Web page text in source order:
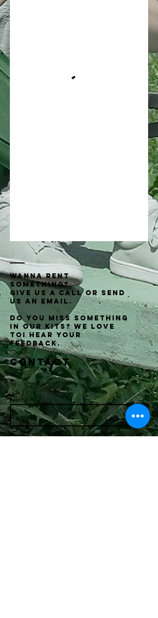
wANNA RENT
SOMETHING?
GIVE US A CALL OR SEND
US An eMAIL.
Do you miss something
in our kits? We love
toi hear your
feedback.
Contact
Namn *
E-post *